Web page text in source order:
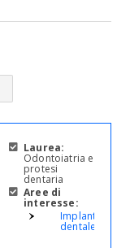
Laurea:
Odontoiatria e
protesi
dentaria
Aree di
interesse:
dentale